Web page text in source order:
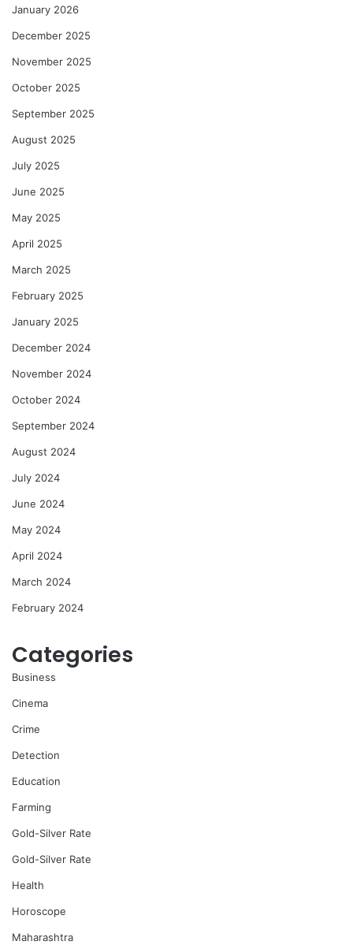
January 2026
December 2025
November 2025
October 2025
September 2025
August 2025
July 2025
June 2025
May 2025
April 2025
March 2025
February 2025
January 2025
December 2024
November 2024
October 2024
September 2024
August 2024
July 2024
June 2024
May 2024
April 2024
March 2024
February 2024
Categories
Business
Cinema
Crime
Detection
Education
Farming
Gold-Silver Rate
Gold-Silver Rate
Health
Horoscope
Maharashtra